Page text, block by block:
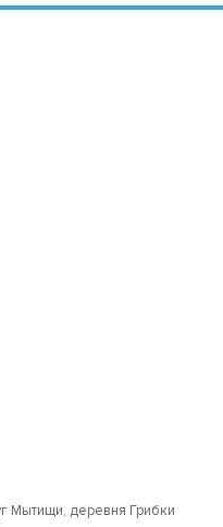
Мытищи, деревня Грибки